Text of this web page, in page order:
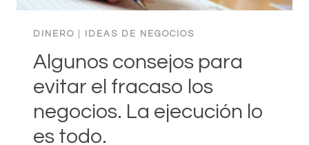
CRÉDITO
DINERO IDEAS DE NEGOCIOS
Algunos consejos para
evitar el fracaso los
negocios. La ejecución lo
es todo.